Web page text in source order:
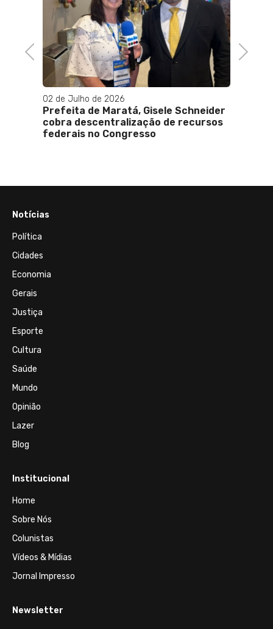
Previous
02 de Julho de 2026
Prefeita de Maratá, Gisele Schneider
cobra descentralização de recursos
federais no Congresso
Next
Notícias
Política
Cidades
Economia
Gerais
Justiça
Esporte
Cultura
Saúde
Mundo
Opinião
Lazer
Blog
Institucional
Home
Sobre Nós
Colunistas
Vídeos & Mídias
Jornal Impresso
Newsletter